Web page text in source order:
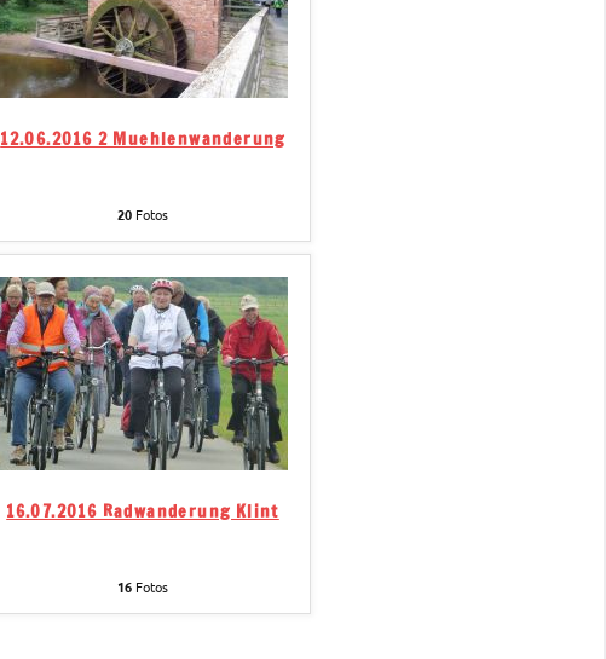
12.06.2016 2 Muehlenwanderung
20 Fotos
16.07.2016 Radwanderung Klint
16 Fotos